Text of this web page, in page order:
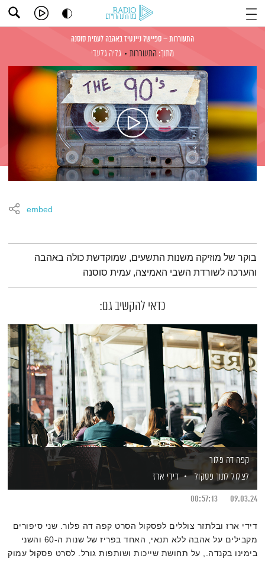
התעוררות – ספיישל ניינטיז באהבה לעמית סוסנה
מתוך: התעוררות גליה גלעדי
embed
תמצית הפודקאסט
בוקר של מוזיקה משנות התשעים, שמוקדשת כולה באהבה
והערכה לשורדת השבי האמיצה, עמית סוסנה
כדאי להקשיב גם:
קפה דה פלור
לצלול לתוך פסקול
דידי ארז
09.03.24
00:57:13
דידי ארז ובלתזר צוללים לפסקול הסרט קפה דה פלור. שני סיפורים
מקבילים על אהבה ללא תנאי, האחד בפריז של שנות ה-60 והשני
בימינו בקנדה., על תחושת שייכות ושותפות גורל. לסרט פסקול עמוק